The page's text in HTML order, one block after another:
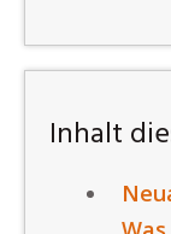
Inhalt